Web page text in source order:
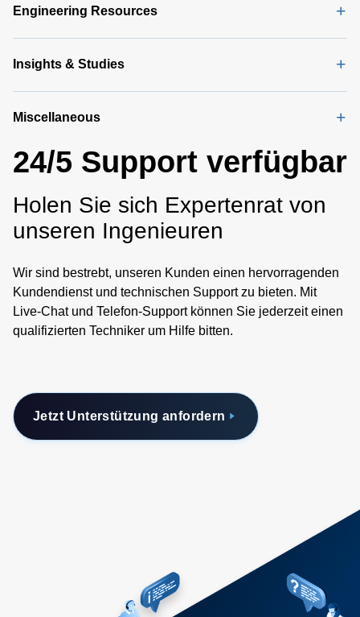
Engineering Resources
Insights & Studies
Miscellaneous
24/5 Support verfügbar
Holen Sie sich Expertenrat von
unseren Ingenieuren
Wir sind bestrebt, unseren Kunden einen hervorragenden
Kundendienst und technischen Support zu bieten. Mit
Live-Chat und Telefon-Support können Sie jederzeit einen
qualifizierten Techniker um Hilfe bitten.
Jetzt Unterstützung anfordern